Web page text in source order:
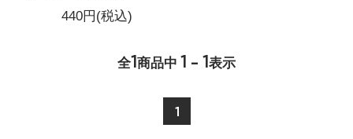
440円(税込)
全1商品中 1 - 1表示
1